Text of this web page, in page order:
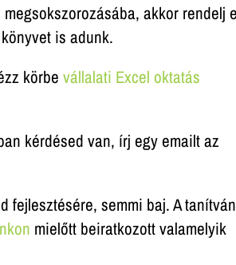
akkor rendelj
is adunk.
körbe vállalati Excel oktatás
kérdésed van, írj egy emailt az
fejlesztésére, semmi baj. A
mielőtt beiratkozott valamelyik
54 KIPRÓBÁLT
TIPPET!